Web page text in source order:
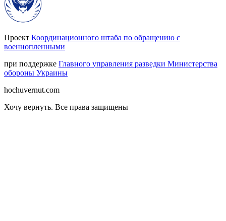
Проект Координационного штаба по обращению с
военнопленными
при поддержке Главного управления разведки Министерства
обороны Украины
hochuvernut.com
Хочу вернуть. Все права защищены